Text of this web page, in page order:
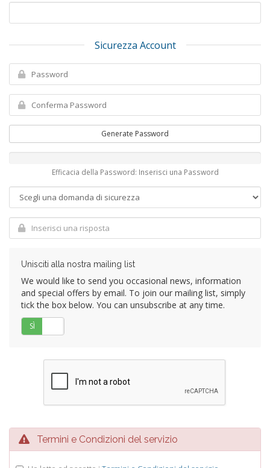
Sicurezza Account
Generate Password
Efficacia della Password: Inserisci una Password
Unisciti alla nostra mailing list
We would like to send you occasional news, information
and special offers by email. To join our mailing list, simply
tick the box below. You can unsubscribe at any time.
SÌ
Termini e Condizioni del servizio